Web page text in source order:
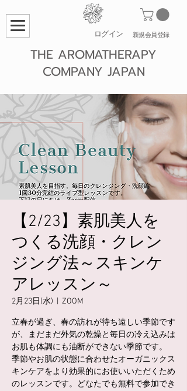
​新規会員登録
ログイン
THE AROMATHERAPY
COMPANY JAPAN
【2/23】素肌美人を
つくる洗顔・クレン
ジング法～スキンケ
アレッスン～
2月23日(水)
  |
ZOOM
立春が過ぎ、春の訪れが待ち遠しい季節です
が、まだまだ外気の乾燥と毎日の冷え込みは
お肌も体調にも油断ができない季節です。
季節やお肌の状態に合わせたオーガニックス
キンケアをより効果的にお使いいただくため
のレッスンです。どなたでも無料で参加でき